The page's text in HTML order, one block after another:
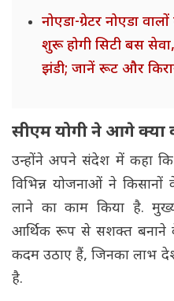
नोएडा-ग्रेटर नोएडा
शुरू होगी सिटी बस
झंडी; जानें रूट और
सीएम योगी ने आगे क्या
उन्होंने अपने संदेश में कहा
विभिन्न योजनाओं ने
लाने का काम किया है.
आर्थिक रूप से सशक्त बनाने
कदम उठाए हैं, जिनका लाभ
है.